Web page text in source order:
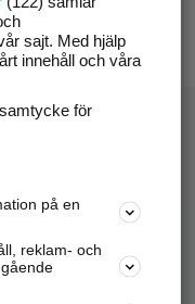
mm.
sajt. Med hjälp
innehåll och våra
för
på en
reklam- och